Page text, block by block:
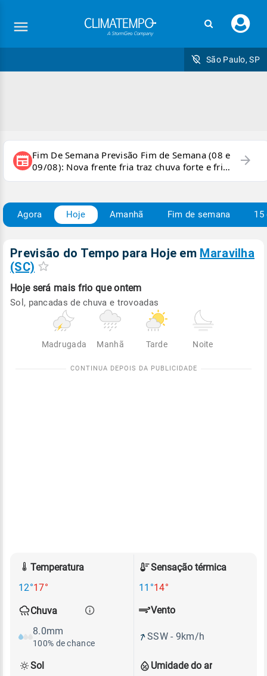
seu
São Paulo, SP
newspaper Fim De Semana Previsão Fim de Semana (08 e
09/08): Nova frente fria traz chuva forte e frio
para áreas do país
arrow_forward
Agora Hoje Amanhã Fim de semana 15
Previsão do Tempo para Hoje em Maravilha
(SC)
Hoje será mais frio que ontem
Sol, pancadas de chuva e trovoadas
Madrugada Manhã Tarde Noite
Temperatura
12°17°
Sensação térmica
11°14°
Chuva
8.0mm
100% de chance
Umidade do ar
Vento
SSW - 9km/h
Sol